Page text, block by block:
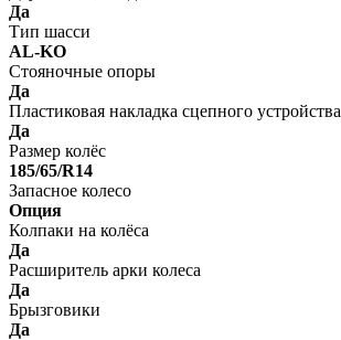
Да
Тип шасси
AL-KO
Стояночные опоры
Да
Пластиковая накладка сцепного устройства
Да
Размер колёс
185/65/R14
Запасное колесо
Опция
Колпаки на колёса
Да
Расширитель арки колеса
Да
Брызговики
Да